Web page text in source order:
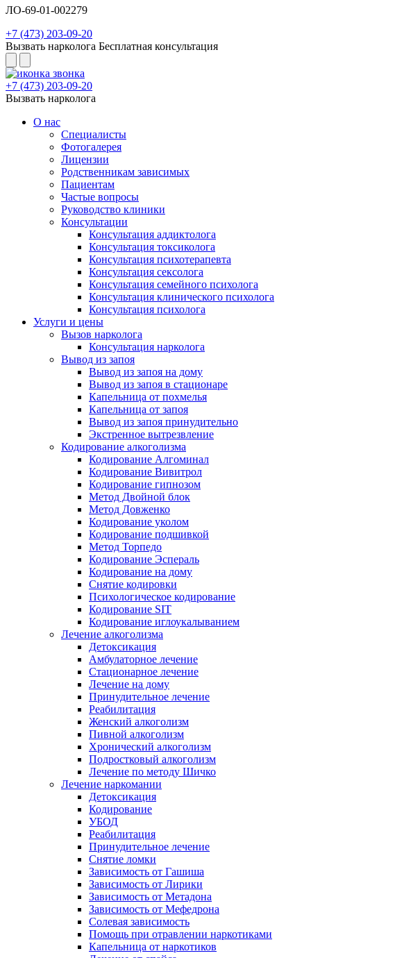
ЛО-69-01-002279
+7 (473) 203-09-20
Вызвать нарколога Бесплатная консультация
+7 (473) 203-09-20
Вызвать нарколога
О нас
Специалисты
Фотогалерея
Лицензии
Родственникам зависимых
Пациентам
Частые вопросы
Руководство клиники
Консультации
Консультация аддиктолога
Консультация токсиколога
Консультация психотерапевта
Консультация сексолога
Консультация семейного психолога
Консультация клинического психолога
Консультация психолога
Услуги и цены
Вызов нарколога
Консультация нарколога
Вывод из запоя
Вывод из запоя на дому
Вывод из запоя в стационаре
Капельница от похмелья
Капельница от запоя
Вывод из запоя принудительно
Экстренное вытрезвление
Кодирование алкоголизма
Кодирование Алгоминал
Кодирование Вивитрол
Кодирование гипнозом
Метод Двойной блок
Метод Довженко
Кодирование уколом
Кодирование подшивкой
Метод Торпедо
Кодирование Эспераль
Кодирование на дому
Снятие кодировки
Психологическое кодирование
Кодирование SIT
Кодирование иглоукалыванием
Лечение алкоголизма
Детоксикация
Амбулаторное лечение
Стационарное лечение
Лечение на дому
Принудительное лечение
Реабилитация
Женский алкоголизм
Пивной алкоголизм
Хронический алкоголизм
Подростковый алкоголизм
Лечение по методу Шичко
Лечение наркомании
Детоксикация
Кодирование
УБОД
Реабилитация
Принудительное лечение
Снятие ломки
Зависимость от Гашиша
Зависимость от Лирики
Зависимость от Метадона
Зависимость от Мефедрона
Солевая зависимость
Помощь при отравлении наркотиками
Капельница от наркотиков